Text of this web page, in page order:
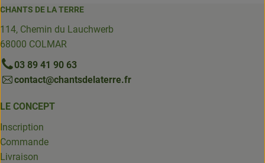
CHANTS DE LA TERRE
114, Chemin du Lauchwerb
68000 COLMAR
03 89 41 90 63
contact@chantsdelaterre.fr
LE CONCEPT
Inscription
Commande
Livraison